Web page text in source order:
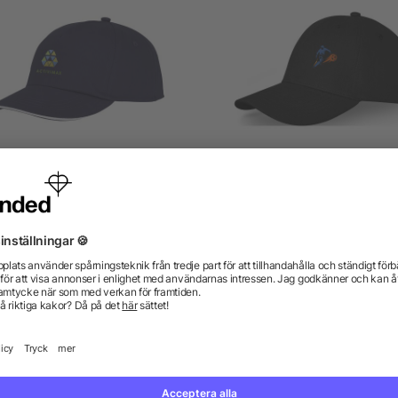
Sandwich keps 5 panel
från 13,90 kr från 23,01 kr
Vi har svaren.